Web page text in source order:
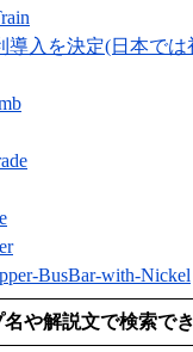
導入を決定(日本では
BusBar-with-Nickel
や解説文で検索で